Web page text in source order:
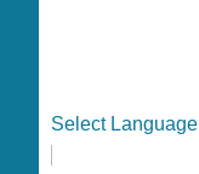
Select Language